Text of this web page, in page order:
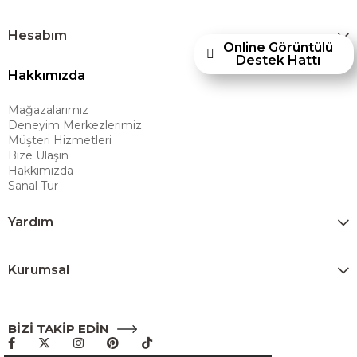
taşıyan marka; rahat koltukları, masif ahşap mobilyaları ve
dayanıklılığıyla öne çıkan ürünleriyle kullanıcılarına uzun ömürlü
çözümler sunar. Teknoloji ve mağazacılığı bir araya getiren Ashley
alışveriş deneyimi sunmak ve bu konforu her eve taşımak amacıyla
Türkiye’de faaliyet göstermektedir."
Hesabım
Hakkımızda
Mağazalarımız
Deneyim Merkezlerimiz
Müşteri Hizmetleri
Bize Ulaşın
Hakkımızda
Sanal Tur
Yardım
Kurumsal
BİZİ TAKİP EDİN
Online Görüntülü
Destek Hattı